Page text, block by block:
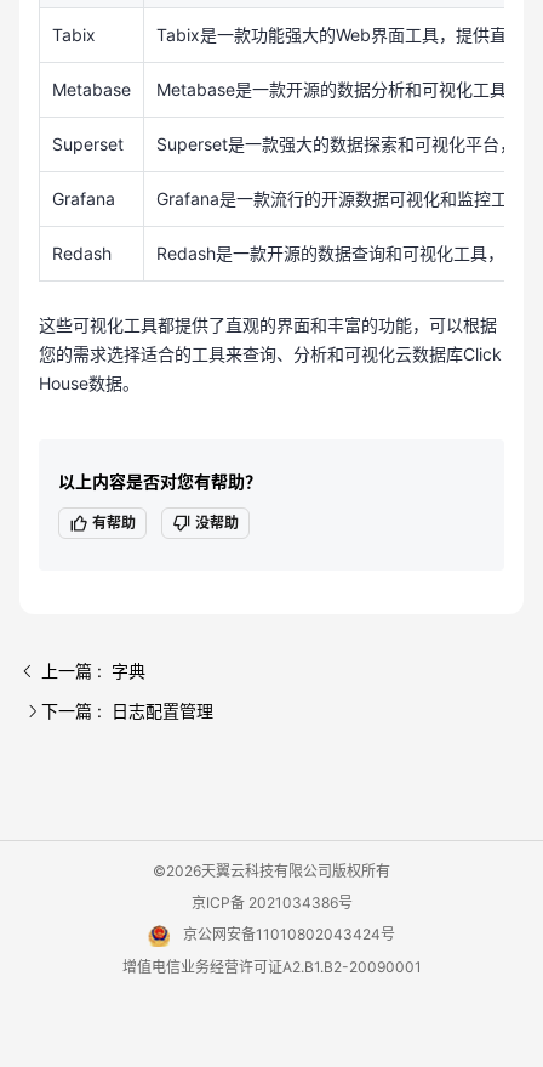
Tabix Tabix是一款功能强大的Web界面工具，提供直观
Metabase Metabase是一款开源的数据分析和可视化工具，
Superset Superset是一款强大的数据探索和可视化平台，
Grafana Grafana是一款流行的开源数据可视化和监控工具
Redash Redash是一款开源的数据查询和可视化工具，支
这些可视化工具都提供了直观的界面和丰富的功能，可以根据
您的需求选择适合的工具来查询、分析和可视化云数据库Click
House数据。
以上内容是否对您有帮助？
有帮助 没帮助
上一篇 : 字典
下一篇 : 日志配置管理
©2026天翼云科技有限公司版权所有
京ICP备 2021034386号
京公网安备11010802043424号
增值电信业务经营许可证A2.B1.B2-20090001